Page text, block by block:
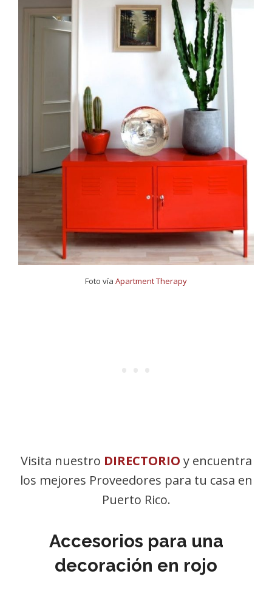
Foto vía Apartment Therapy
Visita nuestro DIRECTORIO y encuentra
los mejores Proveedores para tu casa en
Puerto Rico.
Accesorios para una
decoración en rojo